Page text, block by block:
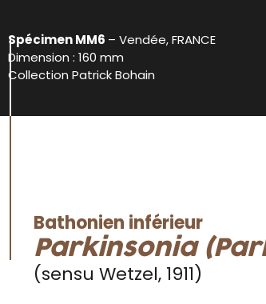
Spécimen MM6 – Vendée, FRANCE
Dimension : 160 mm
Collection Patrick Bohain
Bathonien inférieur
Parkinsonia
(sensu Wetzel, 1911)